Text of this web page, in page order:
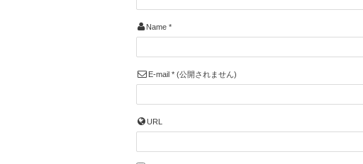
Name *
E-mail *(公開されません)
URL